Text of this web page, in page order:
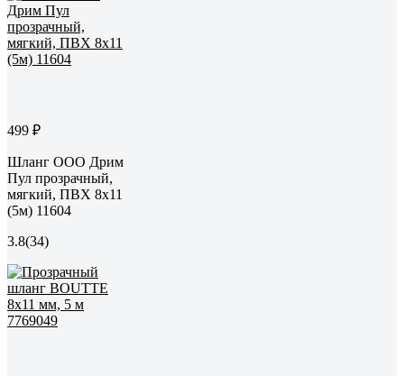
499 ₽
Шланг ООО Дрим
Пул прозрачный,
мягкий, ПВХ 8x11
(5м) 11604
3.8(34)